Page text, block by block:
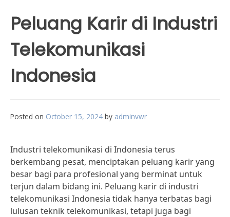
Peluang Karir di Industri
Telekomunikasi
Indonesia
Posted on October 15, 2024 by adminvwr
Industri telekomunikasi di Indonesia terus
berkembang pesat, menciptakan peluang karir yang
besar bagi para profesional yang berminat untuk
terjun dalam bidang ini. Peluang karir di industri
telekomunikasi Indonesia tidak hanya terbatas bagi
lulusan teknik telekomunikasi, tetapi juga bagi